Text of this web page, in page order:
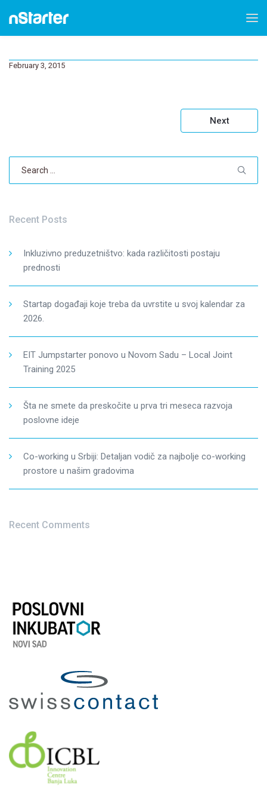
February 3, 2015
Next
Recent Posts
Inkluzivno preduzetništvo: kada različitosti postaju
prednosti
Startap događaji koje treba da uvrstite u svoj kalendar za
2026.
EIT Jumpstarter ponovo u Novom Sadu – Local Joint
Training 2025
Šta ne smete da preskočite u prva tri meseca razvoja
poslovne ideje
Co-working u Srbiji: Detaljan vodič za najbolje co-working
prostore u našim gradovima
Recent Comments